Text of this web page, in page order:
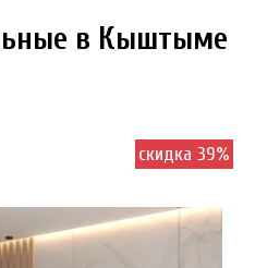
в Кыштыме
скидка 39%